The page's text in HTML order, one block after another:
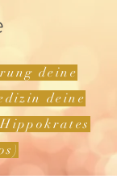
deine
deine